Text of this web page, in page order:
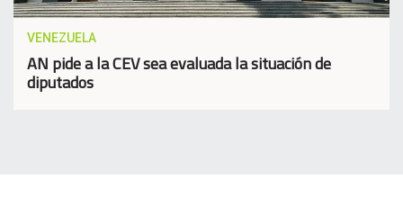
VENEZUELA
AN pide a la CEV sea evaluada la situación de
diputados